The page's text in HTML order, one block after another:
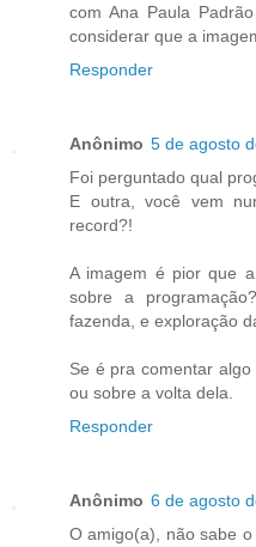
com Ana Paula
considerar que a
Responder
Anônimo 5 de agosto
Foi perguntado qual
E outra, você vem
record?!
A imagem é pior que
sobre a
fazenda, e exploração
Se é pra comentar
ou sobre a volta dela.
Responder
Anônimo 6 de agosto
O amigo(a), não sabe